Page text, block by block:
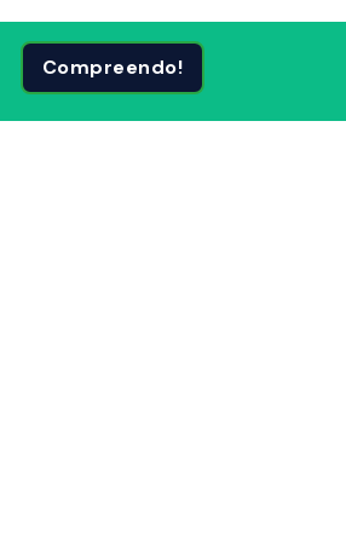
Compreendo!